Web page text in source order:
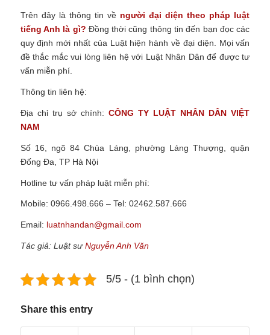
Trên đây là thông tin về người đại diện theo pháp luật
tiếng Anh là gì? Đồng thời cũng thông tin đến bạn đọc các
quy định mới nhất của Luật hiện hành về đại diện. Mọi vấn
đề thắc mắc vui lòng liên hệ với Luật Nhân Dânđể được tư
vấn miễn phí.
Thông tin liên hệ:
Địa chỉ trụ sở chính: CÔNG TY LUẬT NHÂN DÂN VIỆT
NAM
Số 16, ngõ 84 Chùa Láng, phường Láng Thượng, quận
Đống Đa, TP Hà Nội
Hotline tư vấn pháp luật miễn phí:
Mobile: 0966.498.666 – Tel: 02462.587.666
Email: luatnhandan@gmail.com
Tác giả: Luật sưNguyễn Anh Văn
5/5 - (1 bình chọn)
Share this entry